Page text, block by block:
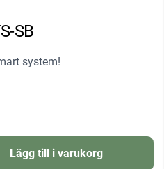
SB
system!
Lägg till i varukorg